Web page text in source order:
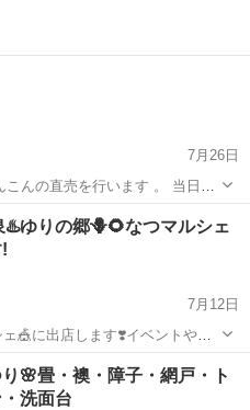
7月26日
んを販売しますので、お立ち寄
♨️ゆりの郷🪻🌻なつマルシェ
7月12日
🎪に出店します❣️イベントや催
みながら、カード🃏リーディン
マルシェ
🌸畳・襖・障子・網戸・ト
洗面台